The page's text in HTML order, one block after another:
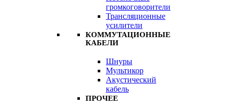
громкоговорители
Трансляционные
усилители
КОММУТАЦИОННЫЕ
КАБЕЛИ
Шнуры
Мультикор
Акустический
кабель
ПРОЧЕЕ